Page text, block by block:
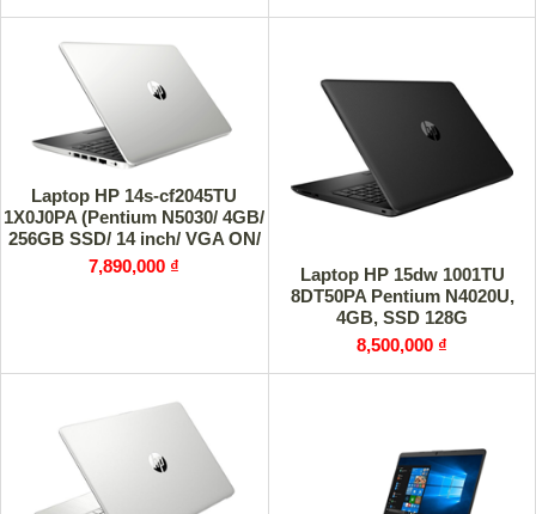
Laptop HP 14s-cf2045TU
1X0J0PA (Pentium N5030/ 4GB/
256GB SSD/ 14 inch/ VGA ON/
Win10/ Silver)
7,890,000 ₫
Laptop HP 15dw 1001TU
8DT50PA Pentium N4020U,
4GB, SSD 128G
8,500,000 ₫